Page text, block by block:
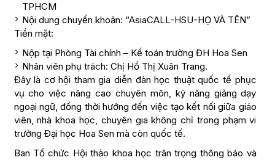
TPHCM
Nội dung chuyển khoản: “AsiaCALL-HSU-HỌ VÀ TÊN”
Tiền mặt:
Nộp tại Phòng Tài chính – Kế toán trường ĐH Hoa Sen
Nhân viên phụ trách: Chị Hồ Thị Xuân Trang.
Đây là cơ hội tham gia diễn đàn học thuật quốc tế phục
vụ cho việc nâng cao chuyên môn, kỹ năng giảng dạy
ngoại ngữ, đồng thời hướng đến việc tạo kết nối giữa giáo
viên, nhà khoa học, chuyên gia không chỉ trong phạm vi
trường Đại học Hoa Sen mà còn quốc tế.
Ban Tổ chức Hội thảo khoa học trân trọng thông báo và